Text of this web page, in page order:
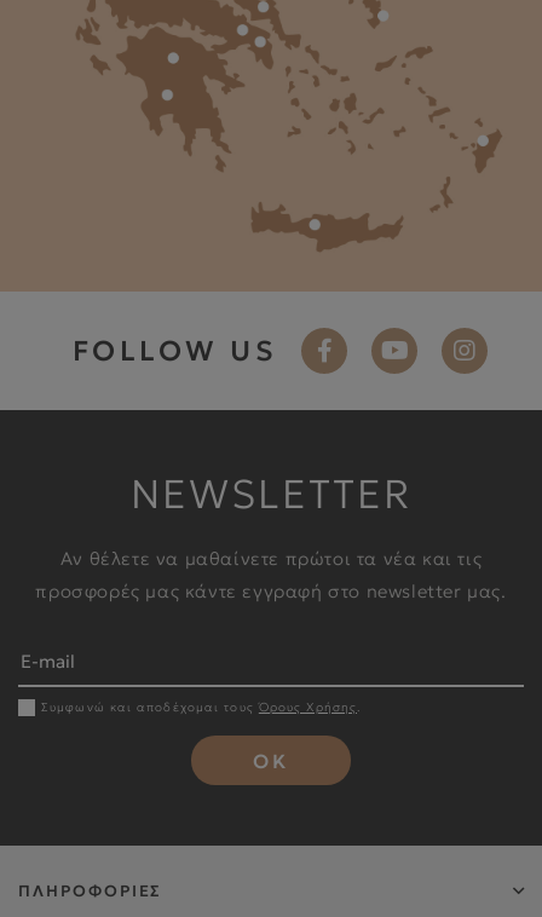
FOLLOW US
NEWSLETTER
Αν θέλετε να μαθαίνετε πρώτοι τα νέα και τις
προσφορές μας κάντε εγγραφή στο newsletter μας.
Συμφωνώ και αποδέχομαι τουςΌρους Χρήσης .
OK
ΠΛΗΡΟΦΟΡΙΕΣ